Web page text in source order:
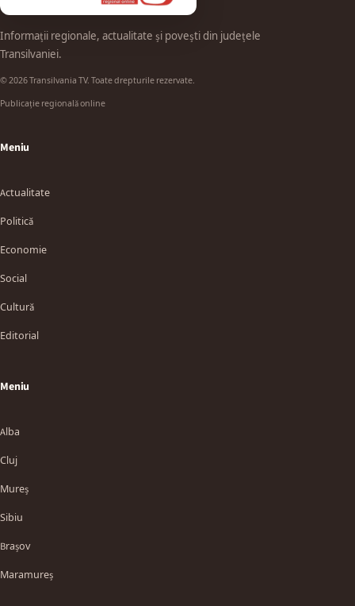
Informații regionale, actualitate și povești din județele
Transilvaniei.
© 2026 Transilvania TV. Toate drepturile rezervate.
Publicație regională online
Meniu
Actualitate
Politică
Economie
Social
Cultură
Editorial
Meniu
Alba
Cluj
Mureș
Sibiu
Brașov
Maramureș